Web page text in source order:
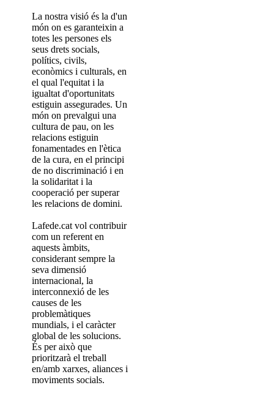
La nostra visió és la d'un
món on es garanteixin a
totes les persones els
seus drets socials,
polítics, civils,
econòmics i culturals, en
el qual l'equitat i la
igualtat d'oportunitats
estiguin assegurades. Un
món on prevalgui una
cultura de pau, on les
relacions estiguin
fonamentades en l'ètica
de la cura, en el principi
de no discriminació i en
la solidaritat i la
cooperació per superar
les relacions de domini.
Lafede.cat vol contribuir
com un referent en
aquests àmbits,
considerant sempre la
seva dimensió
internacional, la
interconnexió de les
causes de les
problemàtiques
mundials, i el caràcter
global de les solucions.
És per això que
prioritzarà el treball
en/amb xarxes, aliances i
moviments socials.